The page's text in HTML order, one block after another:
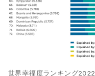
世界幸福度ランキング2022